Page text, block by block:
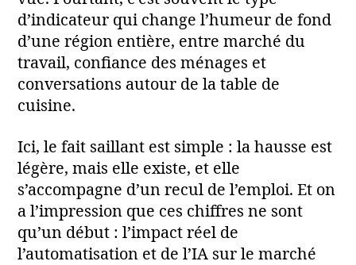
d’indicateur qui change l’humeur de fond
d’une région entière, entre marché du
travail, confiance des ménages et
conversations autour de la table de
cuisine.
Ici, le fait saillant est simple : la hausse est
légère, mais elle existe, et elle
s’accompagne d’un recul de l’emploi. Et on
a l’impression que ces chiffres ne sont
qu’un début : l’impact réel de
l’automatisation et de l’IA sur le marché